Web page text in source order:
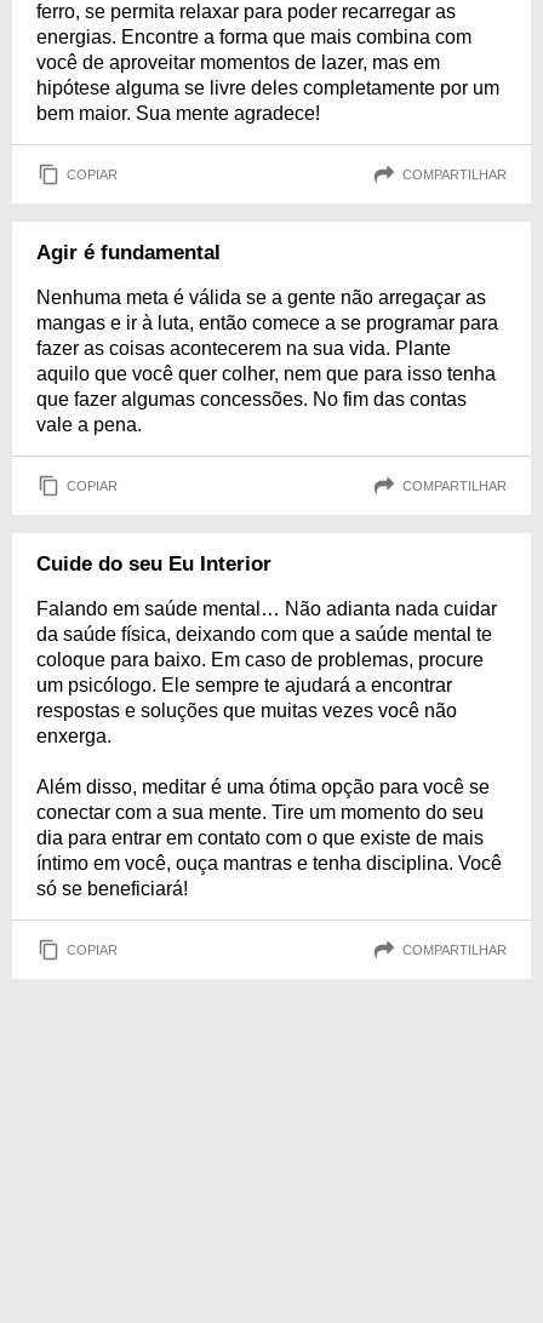
ferro, se permita relaxar para poder recarregar as
energias. Encontre a forma que mais combina com
você de aproveitar momentos de lazer, mas em
hipótese alguma se livre deles completamente por um
bem maior. Sua mente agradece!
COPIAR COMPARTILHAR
Agir é fundamental
Nenhuma meta é válida se a gente não arregaçar as
mangas e ir à luta, então comece a se programar para
fazer as coisas acontecerem na sua vida. Plante
aquilo que você quer colher, nem que para isso tenha
que fazer algumas concessões. No fim das contas
vale a pena.
COPIAR COMPARTILHAR
Cuide do seu Eu Interior
Falando em saúde mental… Não adianta nada cuidar
da saúde física, deixando com que a saúde mental te
coloque para baixo. Em caso de problemas, procure
um psicólogo. Ele sempre te ajudará a encontrar
respostas e soluções que muitas vezes você não
enxerga.
Além disso, meditar é uma ótima opção para você se
conectar com a sua mente. Tire um momento do seu
dia para entrar em contato com o que existe de mais
íntimo em você, ouça mantras e tenha disciplina. Você
só se beneficiará!
COPIAR COMPARTILHAR